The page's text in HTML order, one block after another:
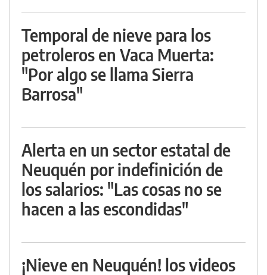
Temporal de nieve para los
petroleros en Vaca Muerta:
"Por algo se llama Sierra
Barrosa"
Alerta en un sector estatal de
Neuquén por indefinición de
los salarios: "Las cosas no se
hacen a las escondidas"
¡Nieve en Neuquén! los videos